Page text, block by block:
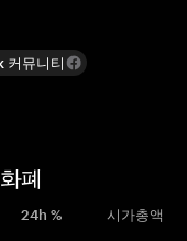
커뮤니티
폐
24h % 시가총액